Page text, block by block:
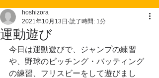
運動遊び
hoshizora
2021年10月13日 読了時間: 1分
今日は運動遊びで、ジャンプの練習
や、野球のピッチング・バッティング
の練習、フリスビーをして遊びまし